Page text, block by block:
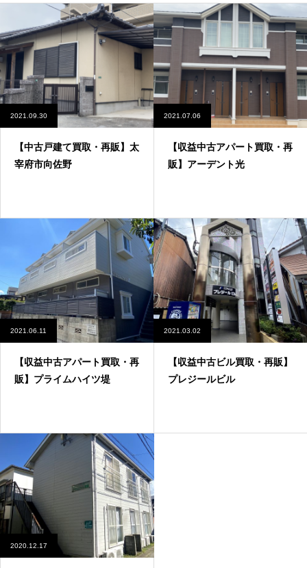
2021.09.30
【中古戸建て買取・再販】太
宰府市向佐野
2021.07.06
【収益中古アパート買取・再
販】アーデント光
2021.06.11
【収益中古アパート買取・再
販】プライムハイツ堤
2021.03.02
【収益中古ビル買取・再販】
プレジールビル
2020.12.17